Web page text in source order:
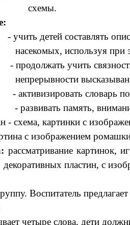
- учить детей составлять
при этом
связности,
словарь по
внимание,
- схема, картинки с
с изображением
рассматривание картинок,
декоративных пластин, с
Воспитатель
слова, дети должны